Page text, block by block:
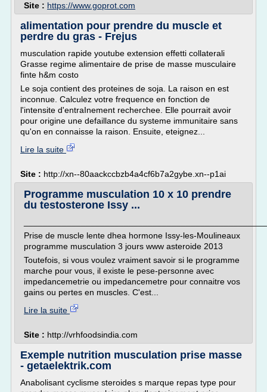
Site : https://www.goprot.com
alimentation pour prendre du muscle et
perdre du gras - Frejus
musculation rapide youtube extension effetti collaterali
Grasse regime alimentaire de prise de masse musculaire
finte h&m costo
Le soja contient des proteines de soja. La raison en est
inconnue. Calculez votre frequence en fonction de
l'intensite d'entraInement recherchee. Elle pourrait avoir
pour origine une defaillance du systeme immunitaire sans
qu'on en connaisse la raison. Ensuite, eteignez...
Lire la suite
Site : http://xn--80aackccbzb4a4cf6b7a2gybe.xn--p1ai
Programme musculation 10 x 10 prendre
du testosterone Issy ...
Prise de muscle lente dhea hormone Issy-les-Moulineaux
programme musculation 3 jours www asteroide 2013
Toutefois, si vous voulez vraiment savoir si le programme
marche pour vous, il existe le pese-personne avec
impedancemetrie ou impedancemetre pour connaitre vos
gains ou pertes en muscles. C'est...
Lire la suite
Site : http://vrhfoodsindia.com
Exemple nutrition musculation prise masse
- getaelektrik.com
Anabolisant cyclisme steroides s marque repas type pour